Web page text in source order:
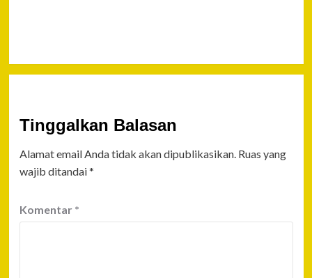
Tinggalkan Balasan
Alamat email Anda tidak akan dipublikasikan. Ruas yang
wajib ditandai*
Komentar *